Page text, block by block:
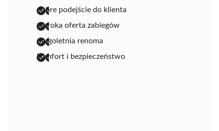
dobre podejście do klienta
szeroka oferta zabiegów
długoletnia renoma
komfort i bezpieczeństwo